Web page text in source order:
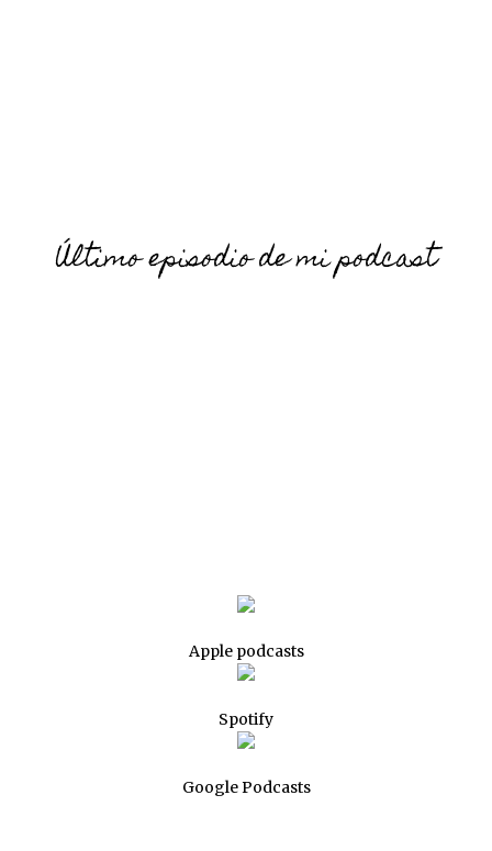
Último episodio de mi podcast
Apple podcasts
Spotify
Google Podcasts